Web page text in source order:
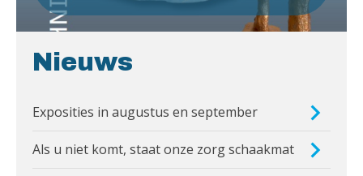
Nieuws
Exposities in augustus en september
Als u niet komt, staat onze zorg schaakmat